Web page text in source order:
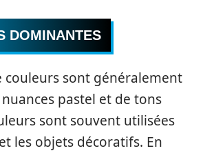
DOMINANTES
couleurs sont généralement
pastel et de tons
sont souvent utilisées
les objets décoratifs. En